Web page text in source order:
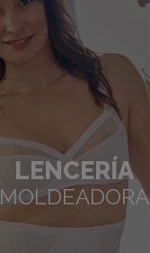
LENCERÍA
MOLDEADORA